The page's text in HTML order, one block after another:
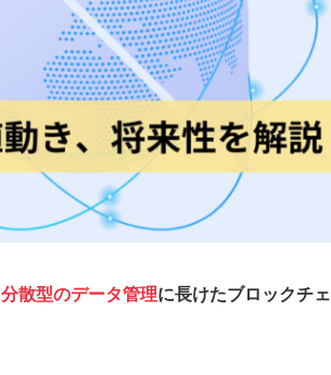
分散型のデータ管理に長けたブロックチェ